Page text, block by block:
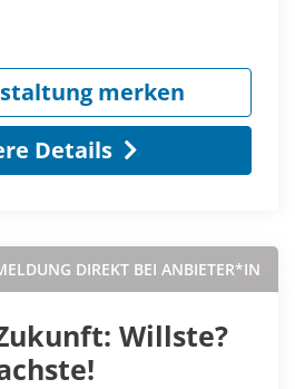
merken
Details
DIREKT BEI ANBIETER*IN
Willste?